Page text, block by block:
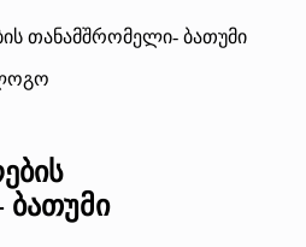
თანამშრომელი- ბათუმი